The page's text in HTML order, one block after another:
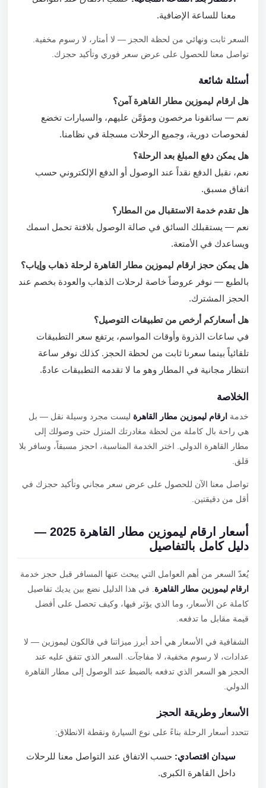
معنا للساعة الإضافية.
السعر ثابت ونهائي من لحظة الحجز — لا أمتار، لا رسوم مخفية.
تواصل معنا للحصول على عرض سعر فوري وتأكيد حجزك.
أسئلة شائعة
هل ارقام ليموزين مطار القاهرة آمن؟
نعم — سائقونا مرخصون ومؤمَّن عليهم، والسيارات تخضع
لفحوصات دورية، وجميع الرحلات مسجلة في نظامنا.
هل يمكن دفع المبلغ بعد الرحلة؟
نعم، نقبل الدفع نقداً عند الوصول أو الدفع الإلكتروني حسب
اتفاق مسبق.
هل تقدم خدمة الاستقبال من المطار؟
نعم — يستقبلك السائق في صالة الوصول بلافتة تحمل اسمك
ويساعدك في الأمتعة.
هل يمكن حجز ارقام ليموزين مطار القاهرة لرحلة ذهاب وإياب؟
بالطبع — نوفر عروضاً خاصة لرحلات الذهاب والعودة بخصم عند
الحجز المشترك.
هل أسعاركم أرخص من تطبيقات التوصيل؟
في ساعات الذروة وأوقات المواسم، يرتفع سعر التطبيقات
تلقائياً بينما سعرنا ثابت من لحظة الحجز. كذلك نوفر ساعة
انتظار مجانية في المطار وهو ما لا تقدمه التطبيقات عادةً.
الخلاصة
خدمةارقام ليموزين مطار القاهرةليست مجرد وسيلة نقل — بل
هي راحة بال كاملة من لحظة مغادرتك المنزل حتى وصولك إلى
مطار القاهرة الدولي. اختر الخدمة المناسبة، احجز مسبقاً، وسافر بلا
قلق.
تواصل معنا الآن للحصول على عرض سعر مجاني وتأكيد حجزك في
أقل من دقيقتين.
أسعار ارقام ليموزين مطار القاهرة 2025 —
دليل كامل بالتفاصيل
يُعدّ السعر من أهم العوامل التي يبحث عنها المسافر قبل حجز خدمة
ارقام ليموزين مطار القاهرة. في هذا الدليل نضع بين يديك تفاصيل
كاملة عن الأسعار، وما الذي يؤثر فيها، وكيف تحصل على أفضل
قيمة مقابل ما تدفعه.
الشفافية في الأسعار هي أحد أبرز ميزاتنا في فالكون ليموزين — لا
عدادات، لا رسوم مخفية، لا مفاجآت. السعر الذي تتفق عليه عند
الحجز هو السعر الذي تدفعه بالضبط عند الوصول إلى مطار القاهرة
الدولي.
الأسعار وطريقة الحجز
تتحدد أسعار الرحلة بناءً على نوع السيارة ونقطة الانطلاق:
سيدان اقتصادي:حسب الاتفاق عند التواصل معنا للرحلات
داخل القاهرة الكبرى.